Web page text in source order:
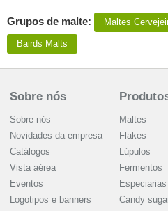
Grupos de malte: Maltes
Bairds Malts
Sobre nós
Sobre nós
Novidades da empresa
Catálogos
Vista aérea
Eventos
Logotipos e banners
Maltes
Flakes
Lúpulos
Fermentos
Especiarias
Candy